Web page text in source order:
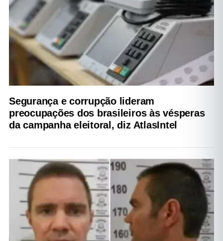
Segurança e corrupção lideram
preocupações dos brasileiros às vésperas
da campanha eleitoral, diz AtlasIntel